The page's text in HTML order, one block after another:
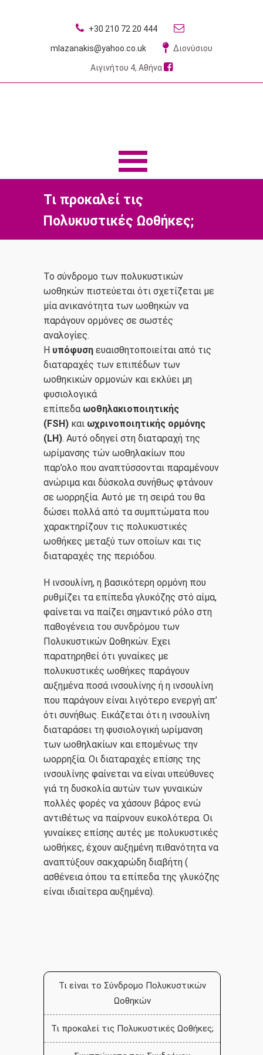
+30 210 72 20 444
mlazanakis@yahoo.co.uk Διονύσιου
Αιγινήτου 4, Αθήνα
Τι προκαλεί τις
Πολυκυστικές Ωοθήκες;
Το σύνδρομο των πολυκυστικών
ωοθηκών πιστεύεται ότι σχετίζεται με
μία ανικανότητα των ωοθηκών να
παράγουν ορμόνες σε σωστές
αναλογίες.
Η υπόφυση ευαισθητοποιείται από τις
διαταραχές των επιπέδων των
ωοθηκικών ορμονών και εκλύει μη
φυσιολογικά
επίπεδα ωοθηλακιοποιητικής
(FSH) και ωχρινοποιητικής ορμόνης
(LH). Αυτό οδηγεί στη διαταραχή της
ωρίμανσης τών ωοθηλακίων που
παρ’ολο που αναπτύσσονται παραμένουν
ανώριμα και δύσκολα συνήθως φτάνουν
σε ωορρηξία. Αυτό με τη σειρά του θα
δώσει πολλά από τα συμπτώματα που
χαρακτηρίζουν τις πολυκυστικές
ωοθήκες μεταξύ των οποίων και τις
διαταραχές της περιόδου.
Η ινσουλίνη, η βασικότερη ορμόνη που
ρυθμίζει τα επίπεδα γλυκόζης στό αίμα,
φαίνεται να παίζει σημαντικό ρόλο στη
παθογένεια του συνδρόμου των
Πολυκυστικών Ωοθηκών. Εχει
παρατηρηθεί ότι γυναίκες με
πολυκυστικές ωοθήκες παράγουν
αυξημένα ποσά ινσουλίνης ή η ινσουλίνη
που παράγουν είναι λιγότερο ενεργή απ’
ότι συνήθως. Εικάζεται ότι η ινσουλίνη
διαταράσει τη φυσιολογική ωρίμανση
των ωοθηλακίων και επομένως την
ωορρηξία. Οι διαταραχές επίσης της
ινσουλίνης φαίνεται να είναι υπεύθυνες
γιά τη δυσκολία αυτών των γυναικών
πολλές φορές να χάσουν βάρος ενώ
αντιθέτως να παίρνουν ευκολότερα. Οι
γυναίκες επίσης αυτές με πολυκυστικές
ωοθήκες, έχουν αυξημένη πιθανότητα να
αναπτύξουν σακχαρώδη διαβήτη (
ασθένεια όπου τα επίπεδα της γλυκόζης
είναι ιδιαίτερα αυξημένα).
Τι είναι το Σύνδρομο Πολυκυστικών
Ωοθηκών
Τι προκαλεί τις Πολυκυστικές Ωοθήκες;
2107220444
mlazanakis@yahoo.co.uk